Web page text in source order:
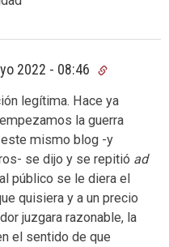
2022 - 08:46
legítima. Hace ya
la guerra
este mismo blog -y
se dijo y se repitió ad
público se le diera el
quisiera y a un precio
juzgara razonable, la
el sentido de que